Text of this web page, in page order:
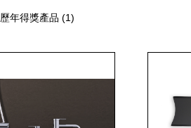
歷年得獎產品 (1)